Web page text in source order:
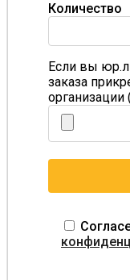
Количество
Если вы
заказа
организации